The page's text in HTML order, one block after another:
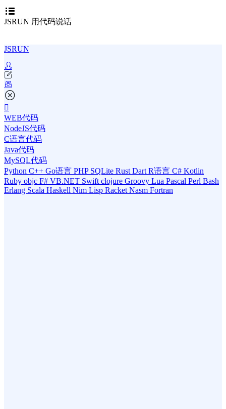
JSRUN 用代码说话
JSRUN
WEB代码
NodeJS代码
C语言代码
Java代码
MySQL代码
Python C++ Go语言 PHP SQLite Rust Dart R语言 C# Kotlin
Ruby objc F# VB.NET Swift clojure Groovy Lua Pascal Perl Bash
Erlang Scala Haskell Nim Lisp Racket Nasm Fortran